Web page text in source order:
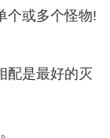
个或多个怪物!
配是最好的灭